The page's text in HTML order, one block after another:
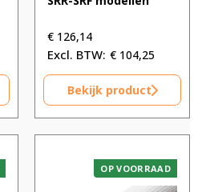
€ 126,14
€ 104,25
Bekijk product
OP VOORRAAD